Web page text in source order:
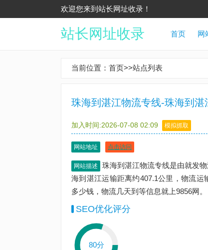
欢迎您来到站长网址收录！
站长网址收录 首页 网
当前位置： 首页>>站点列表
珠海到湛江物流专线-珠海到
加入时间:2026-07-08 02:09 模拟抓取
网站地址 点击访问
网站描述
珠海到湛江物流专线是由就发
海到湛江运输距离约407.1公里，物流
多少钱，物流几天到等信息就上9856网。
SEO优化评分
80分